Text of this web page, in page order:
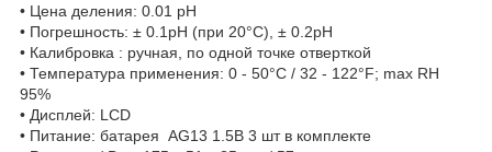
• Цена деления: 0.01 pH
• Погрешность: ± 0.1pH (при 20°C), ± 0.2pH
• Калибровка : ручная, по одной точке отверткой
• Температура применения: 0 - 50°C / 32 - 122°F; max RH
95%
• Дисплей: LCD
• Питание: батарея AG13 1.5В 3 шт в комплекте